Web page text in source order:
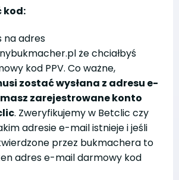
kod:
na adres
że chciałbyś
kod PPV. Co ważne,
zostać wysłana z adresu e-
zarejestrowane konto
. Zweryfikujemy w Betclic czy
adresie e-mail istnieje i jeśli
przez bukmachera to
adres e-mail darmowy kod